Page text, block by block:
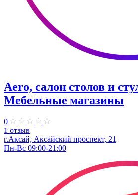
Aero, салон столов и
Мебельные магазины
0
1 отзыв
г.Аксай, Аксайский проспект, 21
Пн-Вс 09:00-21:00